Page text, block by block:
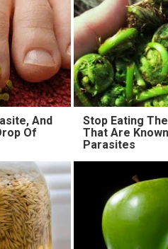
And
Of
Stop Eating
That Are
Parasites